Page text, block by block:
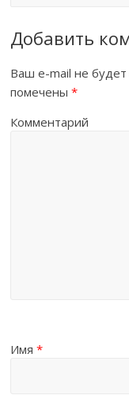
Добавить
Ваш e-mail не будет
помечены*
Комментарий
Имя*